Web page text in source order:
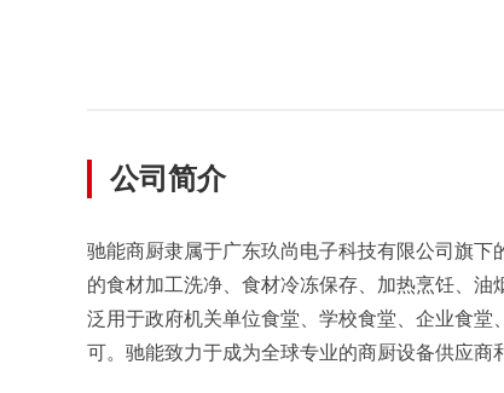
公司简介
驰能商厨隶属于广东玖尚电子科技有限公司旗
的食材加工洗净、食材冷冻保存、加热烹饪、
泛用于政府机关单位食堂、学校食堂、企业食
可。驰能致力于成为全球专业的商厨设备供应商